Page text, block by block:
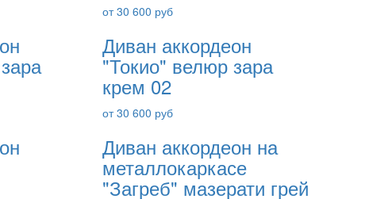
от 30 600 руб
Диван аккордеон
"Токио" велюр зара
крем 02
от 30 600 руб
Диван аккордеон на
металлокаркасе
"Загреб" мазерати грей